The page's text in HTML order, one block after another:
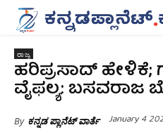
ರಾಜ್ಯ
ಹರಿಪ್ರಸಾದ್
ವೈಫಲ್ಯ: ಬಸವರಾಜ
By ಕನ್ನಡ ಪ್ಲಾನೆಟ್ ವಾರ್ತೆ January 4